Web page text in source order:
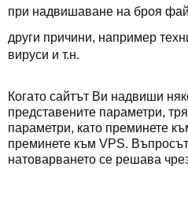
при надвишаване на броя
други причини, например
вируси и т.н.
Когато сайтът Ви надвиши
представените параметри,
параметри, като преминете
преминете към VPS.
натоварването се решава